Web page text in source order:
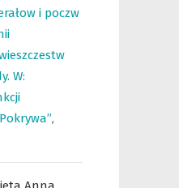
i poczw
W:
,